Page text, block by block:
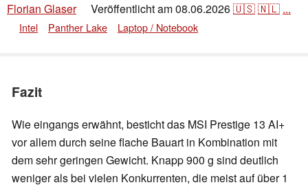
Florian Glaser
Veröffentlicht am08.06.2026🇺🇸🇳🇱 ...
Intel Panther Lake Laptop / Notebook
Fazit
Wie eingangs erwähnt, besticht das MSI Prestige 13 AI+
vor allem durch seine flache Bauart in Kombination mit
dem sehr geringen Gewicht. Knapp 900 g sind deutlich
weniger als bei vielen Konkurrenten, die meist auf über 1